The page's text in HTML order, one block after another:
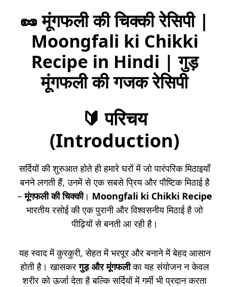
🥜 मूंगफली की चिक्की रेसिपी |
Moongfali ki Chikki
Recipe in Hindi | गुड़
मूंगफली की गजक रेसिपी
🔰परिचय
(Introduction)
सर्दियों की शुरुआत होते ही हमारे घरों में जो पारंपरिक मिठाइयाँ
बनने लगती हैं, उनमें से एक सबसे प्रिय और पौष्टिक मिठाई है
–मूंगफली की चिक्की। Moongfali ki Chikki Recipe
भारतीय रसोई की एक पुरानी और विश्वसनीय मिठाई है जो
पीढ़ियों से बनती आ रही है।
यह स्वाद में कुरकुरी, सेहत में भरपूर और बनाने में बेहद आसान
होती है। खासकरगुड़ और मूंगफलीका यह संयोजन न केवल
शरीर को ऊर्जा देता है बल्कि सर्दियों में गर्मी भी प्रदान करता